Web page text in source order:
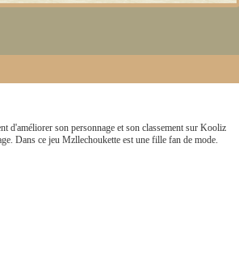
d'améliorer son personnage et son classement sur Kooliz
Dans ce jeu Mzllechoukette est une fille fan de mode.